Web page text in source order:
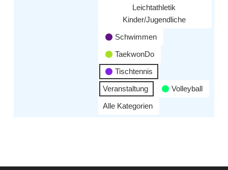
Leichtathletik
Kinder/Jugendliche
Schwimmen
TaekwonDo
Tischtennis
Veranstaltung
Volleyball
Alle Kategorien